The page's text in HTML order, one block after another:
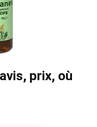
prix, où